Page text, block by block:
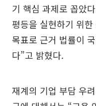
기 핵심 과제로 꼽았
평등을 실현하기 위
목표로 근거 법률이
다”고 밝혔다.
재계의 기업 부담 우